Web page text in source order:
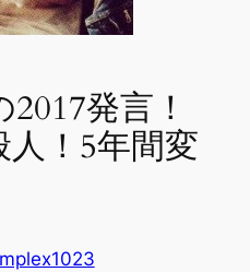
発言！
！5年間変